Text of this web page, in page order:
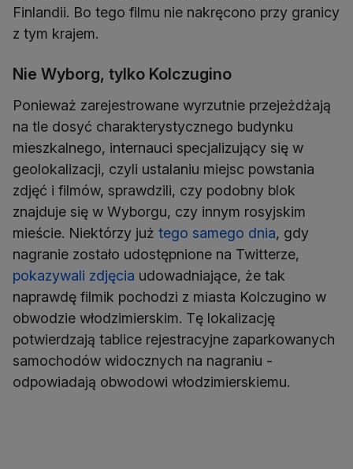
Finlandii. Bo tego filmu nie nakręcono przy granicy
z tym krajem.
Nie Wyborg, tylko Kolczugino
Ponieważ zarejestrowane wyrzutnie przejeżdżają
na tle dosyć charakterystycznego budynku
mieszkalnego, internauci specjalizujący się w
geolokalizacji, czyli ustalaniu miejsc powstania
zdjęć i filmów, sprawdzili, czy podobny blok
znajduje się w Wyborgu, czy innym rosyjskim
mieście. Niektórzy już tego samego dnia, gdy
nagranie zostało udostępnione na Twitterze,
pokazywali zdjęcia udowadniające, że tak
naprawdę filmik pochodzi z miasta Kolczugino w
obwodzie włodzimierskim. Tę lokalizację
potwierdzają tablice rejestracyjne zaparkowanych
samochodów widocznych na nagraniu -
odpowiadają obwodowi włodzimierskiemu.